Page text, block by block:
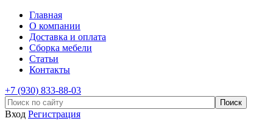
Главная
О компании
Доставка и оплата
Сборка мебели
Статьи
Контакты
+7 (930) 833-88-03
Вход Регистрация